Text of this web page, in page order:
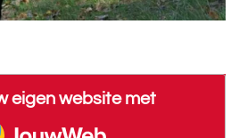
eigen website met